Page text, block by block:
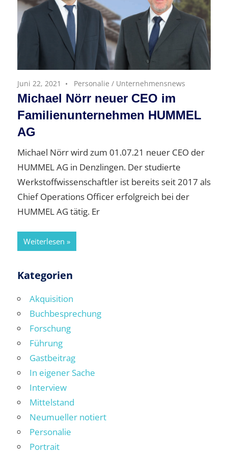
Juni 22, 2021 Personalie / Unternehmensnews
Michael Nörr neuer CEO im
Familienunternehmen HUMMEL
AG
Michael Nörr wird zum 01.07.21 neuer CEO der
HUMMEL AG in Denzlingen. Der studierte
Werkstoffwissenschaftler ist bereits seit 2017 als
Chief Operations Officer erfolgreich bei der
HUMMEL AG tätig. Er
Weiterlesen
Kategorien
Akquisition
Buchbesprechung
Forschung
Führung
Gastbeitrag
In eigener Sache
Interview
Mittelstand
Neumueller notiert
Personalie
Portrait